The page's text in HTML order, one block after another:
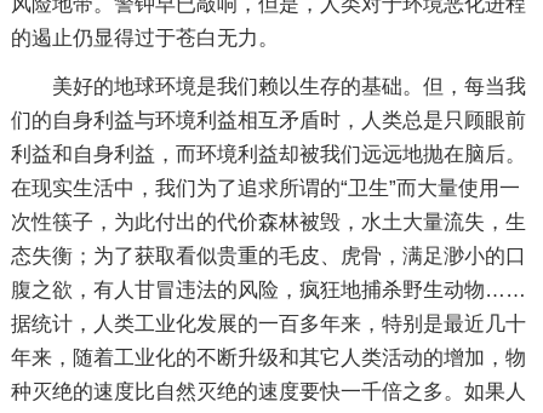
的遏止仍显得过于苍白无力。
美好的地球环境是我们赖以生存的基础。但，每当我
们的自身利益与环境利益相互矛盾时，人类总是只顾眼前
利益和自身利益，而环境利益却被我们远远地抛在脑后。
在现实生活中，我们为了追求所谓的“卫生”而大量使用一
次性筷子，为此付出的代价森林被毁，水土大量流失，生
态失衡；为了获取看似贵重的毛皮、虎骨，满足渺小的口
腹之欲，有人甘冒违法的风险，疯狂地捕杀野生动物……
据统计，人类工业化发展的一百多年来，特别是最近几十
年来，随着工业化的不断升级和其它人类活动的增加，物
种灭绝的速度比自然灭绝的速度要快一千倍之多。如果人